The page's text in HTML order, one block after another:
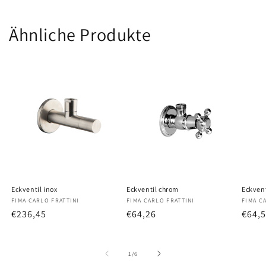
Ähnliche Produkte
Eckventil inox
Anbieter:
FIMA CARLO FRATTINI
Normaler
€236,45
Eckventil chrom
Anbieter:
FIMA CARLO FRATTINI
Normaler
€64,26
FIMA
1 /von
6